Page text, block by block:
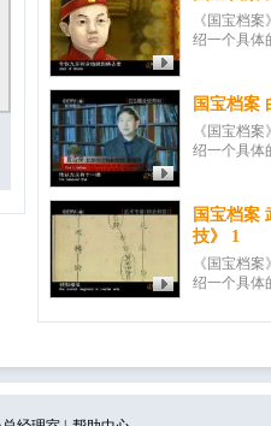
《国宝档
绍一个具体
国宝档案
《国宝档
绍一个具体
国宝档案
技》 1
《国宝档
绍一个具体